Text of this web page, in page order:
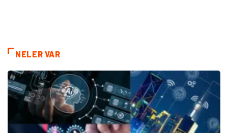
NELER VAR